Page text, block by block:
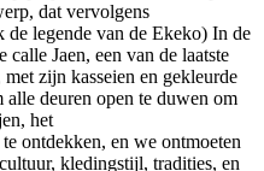
dat vervolgens
legende van de Ekeko) In de
Jaen, een van de laatste
zijn kasseien en gekleurde
deuren open te duwen om
het
ontdekken, en we ontmoeten
kledingstijl, tradities, en